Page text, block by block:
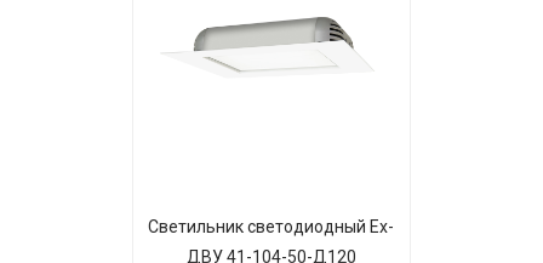
Светильник светодиодный Ex-
ДВУ 41-104-50-Д120